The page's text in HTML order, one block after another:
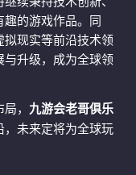
的游戏作品。同
拟现实等前沿技术领
升级，成为全球领
， 九游会老哥俱乐
，未来定将为全球玩